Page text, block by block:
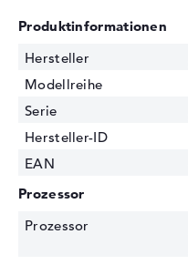
Produktinformationen
Hersteller
Modellreihe
Serie
Hersteller-ID
EAN
Prozessor
Prozessor